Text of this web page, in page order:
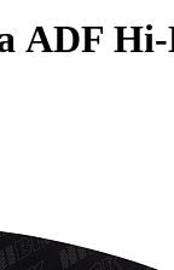
Hi-